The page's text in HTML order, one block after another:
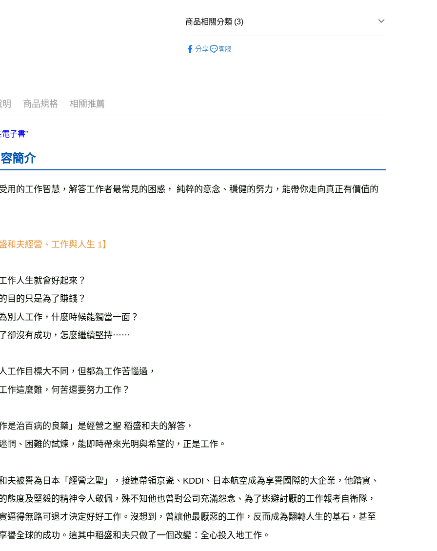
每筆NT$50，滿NT$499(含以上)免運費
每筆NT$50，滿NT$499(含以上)免運費
商品相關分類 (3)
分享 客服
明 商品規格 相關推薦
簡介
用的工作智慧，解答工作者最常見的困惑， 純粹的意念、穩健的努力，能帶你走向真正有價值的
和夫經營、工作與人生 1】
作人生就會好起來？
目的只是為了賺錢？
別人工作，什麼時候能獨當一面？
工作目標大不同，但都為工作苦惱過，
是治百病的良藥」是經營之聖 稻盛和夫的解答，
夫被譽為日本「經營之聖」，接連帶領京瓷、KDDI、日本航空成為享譽國際的大企業，他踏實、
態度及堅毅的精神令人敬佩，殊不知他也曾對公司充滿怨念、為了逃避討厭的工作報考自衛隊，
逼得無路可退才決定好好工作。沒想到，曾讓他最厭惡的工作，反而成為翻轉人生的基石，甚至